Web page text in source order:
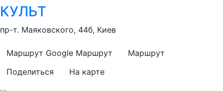
КУЛЬТ
пр-т. Маяковского, 44б, Киев
Маршрут Google Маршрут
Маршрут
Поделиться
На карте